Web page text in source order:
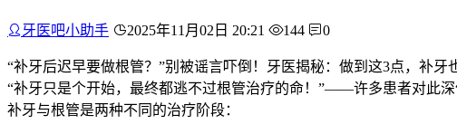
牙医吧小助手 2025年11月02日 20:21 144 0
“补牙后迟早要做根管？”别被谣言吓倒！牙医揭秘：做到这3点，补牙
“补牙只是个开始，最终都逃不过根管治疗的命！”——许多患者对此
补牙与根管是两种不同的治疗阶段：